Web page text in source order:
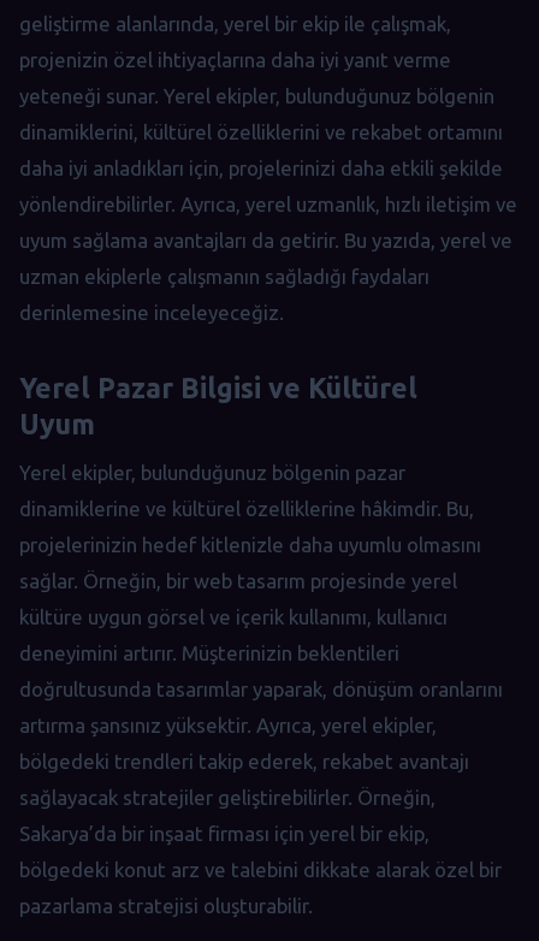
geliştirme alanlarında, yerel bir ekip ile çalışmak,
projenizin özel ihtiyaçlarına daha iyi yanıt verme
yeteneği sunar. Yerel ekipler, bulunduğunuz bölgenin
dinamiklerini, kültürel özelliklerini ve rekabet ortamını
daha iyi anladıkları için, projelerinizi daha etkili şekilde
yönlendirebilirler. Ayrıca, yerel uzmanlık, hızlı iletişim ve
uyum sağlama avantajları da getirir. Bu yazıda, yerel ve
uzman ekiplerle çalışmanın sağladığı faydaları
derinlemesine inceleyeceğiz.
Yerel Pazar Bilgisi ve Kültürel
Uyum
Yerel ekipler, bulunduğunuz bölgenin pazar
dinamiklerine ve kültürel özelliklerine hâkimdir. Bu,
projelerinizin hedef kitlenizle daha uyumlu olmasını
sağlar. Örneğin, bir web tasarım projesinde yerel
kültüre uygun görsel ve içerik kullanımı, kullanıcı
deneyimini artırır. Müşterinizin beklentileri
doğrultusunda tasarımlar yaparak, dönüşüm oranlarını
artırma şansınız yüksektir. Ayrıca, yerel ekipler,
bölgedeki trendleri takip ederek, rekabet avantajı
sağlayacak stratejiler geliştirebilirler. Örneğin,
Sakarya’da bir inşaat firması için yerel bir ekip,
bölgedeki konut arz ve talebini dikkate alarak özel bir
pazarlama stratejisi oluşturabilir.